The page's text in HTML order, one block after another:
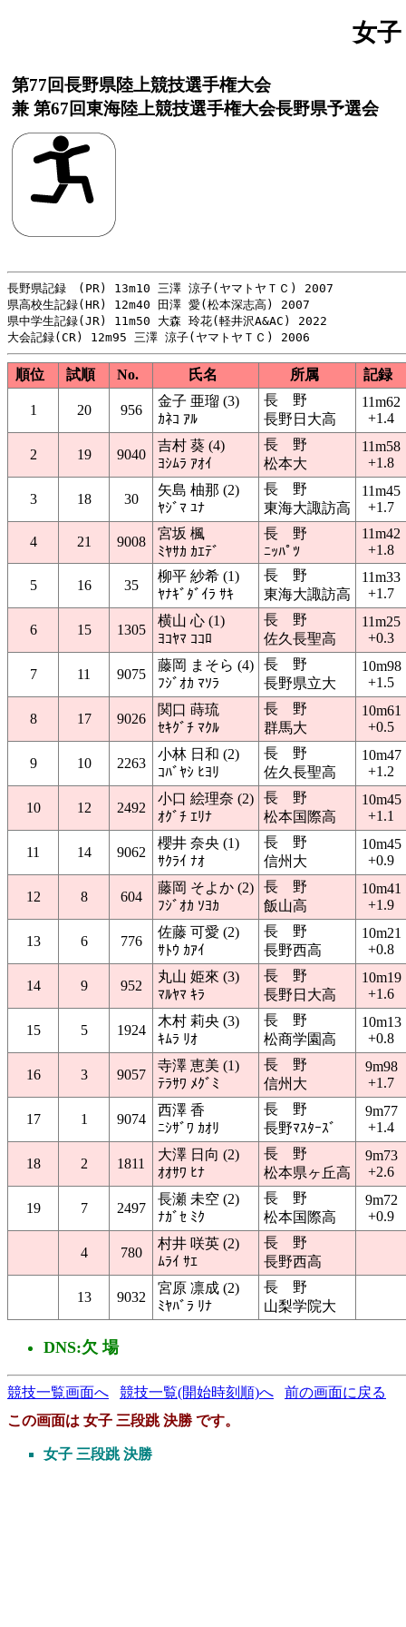
女
第77回長野県陸上競技選手権大会
兼 第67回東海陸上競技選手権大会長野県予選会
長野県記録　(PR) 13m10 三澤 涼子(ヤマトヤＴＣ) 2007
県高校生記録(HR) 12m40 田澤 愛(松本深志高) 2007
県中学生記録(JR) 11m50 大森 玲花(軽井沢A&AC) 2022
順位 試順 No. 氏名 所属 記録
1 20 956
金子 亜瑠 (3)
ｶﾈｺ ｱﾙ
長 野
長野日大高
11m62
+1.4
2 19 9040
吉村 葵 (4)
ﾖｼﾑﾗ ｱｵｲ
長 野
松本大
11m58
+1.8
3 18 30
矢島 柚那 (2)
ﾔｼﾞﾏ ﾕﾅ
長 野
東海大諏訪高
11m45
+1.7
4 21 9008
宮坂 楓
ﾐﾔｻｶ ｶｴﾃﾞ
長 野
ﾆｯﾊﾟﾂ
11m42
+1.8
5 16 35
柳平 紗希 (1)
ﾔﾅｷﾞﾀﾞｲﾗ ｻｷ
長 野
東海大諏訪高
11m33
+1.7
6 15 1305
横山 心 (1)
ﾖｺﾔﾏ ｺｺﾛ
長 野
佐久長聖高
11m25
+0.3
7 11 9075
藤岡 まそら (4)
ﾌｼﾞｵｶ ﾏｿﾗ
長 野
長野県立大
10m98
+1.5
8 17 9026
関口 蒔琉
ｾｷｸﾞﾁ ﾏｸﾙ
長 野
群馬大
10m61
+0.5
9 10 2263
小林 日和 (2)
ｺﾊﾞﾔｼ ﾋﾖﾘ
長 野
佐久長聖高
10m47
+1.2
10 12 2492
小口 絵理奈 (2)
ｵｸﾞﾁ ｴﾘﾅ
長 野
松本国際高
10m45
+1.1
11 14 9062
櫻井 奈央 (1)
ｻｸﾗｲ ﾅｵ
長 野
信州大
10m45
+0.9
12 8 604
藤岡 そよか (2)
ﾌｼﾞｵｶ ｿﾖｶ
長 野
飯山高
10m41
+1.9
13 6 776
佐藤 可愛 (2)
ｻﾄｳ ｶｱｲ
長 野
長野西高
10m21
+0.8
14 9 952
丸山 姫來 (3)
ﾏﾙﾔﾏ ｷﾗ
長 野
長野日大高
10m19
+1.6
15 5 1924
木村 莉央 (3)
ｷﾑﾗ ﾘｵ
長 野
松商学園高
10m13
+0.8
16 3 9057
寺澤 恵美 (1)
ﾃﾗｻﾜ ﾒｸﾞﾐ
長 野
信州大
9m98
+1.7
17 1 9074
西澤 香
ﾆｼｻﾞﾜ ｶｵﾘ
長 野
長野ﾏｽﾀｰｽﾞ
9m77
+1.4
18 2 1811
大澤 日向 (2)
ｵｵｻﾜ ﾋﾅ
長 野
松本県ヶ丘高
9m73
+2.6
19 7 2497
長瀬 未空 (2)
ﾅｶﾞｾ ﾐｸ
長 野
松本国際高
9m72
+0.9
4 780
村井 咲英 (2)
ﾑﾗｲ ｻｴ
長 野
長野西高
13 9032
宮原 凛成 (2)
ﾐﾔﾊﾞﾗ ﾘﾅ
長 野
山梨学院大
DNS:欠 場
競技一覧画面へ 競技一覧(開始時刻順)へ
前の画面に戻る
この画面は 女子 三段跳 決勝 です。
女子 三段跳 決勝